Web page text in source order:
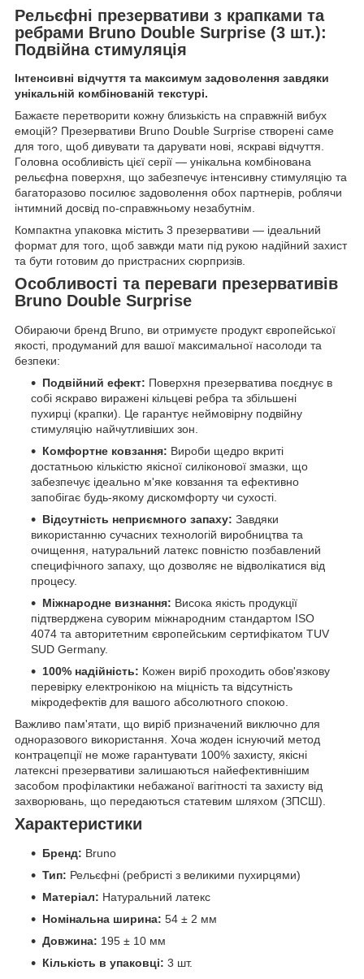
Рельєфні презервативи з крапками та
ребрами Bruno Double Surprise (3 шт.):
Подвійна стимуляція
Інтенсивні відчуття та максимум задоволення завдяки
унікальній комбінованій текстурі.
Бажаєте перетворити кожну близькість на справжній вибух
емоцій? Презервативи Bruno Double Surprise створені саме
для того, щоб дивувати та дарувати нові, яскраві відчуття.
Головна особливість цієї серії — унікальна комбінована
рельєфна поверхня, що забезпечує інтенсивну стимуляцію та
багаторазово посилює задоволення обох партнерів, роблячи
інтимний досвід по-справжньому незабутнім.
Компактна упаковка містить 3 презервативи — ідеальний
формат для того, щоб завжди мати під рукою надійний захист
та бути готовим до пристрасних сюрпризів.
Особливості та переваги презервативів
Bruno Double Surprise
Обираючи бренд Bruno, ви отримуєте продукт європейської
якості, продуманий для вашої максимальної насолоди та
безпеки:
Подвійний ефект: Поверхня презерватива поєднує в
собі яскраво виражені кільцеві ребра та збільшені
пухирці (крапки). Це гарантує неймовірну подвійну
стимуляцію найчутливіших зон.
Комфортне ковзання: Вироби щедро вкриті
достатньою кількістю якісної силіконової змазки, що
забезпечує ідеально м'яке ковзання та ефективно
запобігає будь-якому дискомфорту чи сухості.
Відсутність неприємного запаху: Завдяки
використанню сучасних технологій виробництва та
очищення, натуральний латекс повністю позбавлений
специфічного запаху, що дозволяє не відволікатися від
процесу.
Міжнародне визнання: Висока якість продукції
підтверджена суворим міжнародним стандартом ISO
4074 та авторитетним європейським сертифікатом TUV
SUD Germany.
100% надійність: Кожен виріб проходить обов'язкову
перевірку електронікою на міцність та відсутність
мікродефектів для вашого абсолютного спокою.
Важливо пам'ятати, що виріб призначений виключно для
одноразового використання. Хоча жоден існуючий метод
контрацепції не може гарантувати 100% захисту, якісні
латексні презервативи залишаються найефективнішим
засобом профілактики небажаної вагітності та захисту від
захворювань, що передаються статевим шляхом (ЗПСШ).
Характеристики
Бренд: Bruno
Тип: Рельєфні (ребристі з великими пухирцями)
Матеріал: Натуральний латекс
Номінальна ширина: 54 ± 2 мм
Довжина: 195 ± 10 мм
Кількість в упаковці: 3 шт.